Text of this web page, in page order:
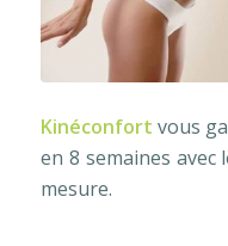
Kinéconfort vous
en 8 semaines avec
mesure.